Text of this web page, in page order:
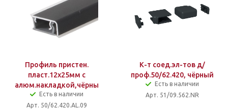
Профиль пристен.
пласт.12х25мм с
алюм.накладкой,чёрный
Есть в наличии
Арт. 50/62.420.AL.09
К-т соед.эл-тов д/
проф.50/62.420, чёрный
Есть в наличии
Арт. 51/09.562.NR